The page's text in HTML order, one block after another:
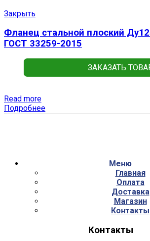
Закрыть
Фланец стальной плоский
ГОСТ 33259-2015
ЗАКАЗАТЬ
Read more
Подробнее
Меню
Главная
Оплата
Доставка
Магазин
Контакты
Контакты